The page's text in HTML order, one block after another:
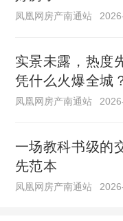
凤凰网房产南通站
实景未露，热度
凭什么火爆全城
凤凰网房产南通站
一场教科书级的
先范本
凤凰网房产南通站